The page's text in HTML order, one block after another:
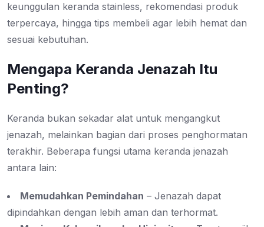
keunggulan keranda stainless, rekomendasi produk
terpercaya, hingga tips membeli agar lebih hemat dan
sesuai kebutuhan.
Mengapa Keranda Jenazah Itu
Penting?
Keranda bukan sekadar alat untuk mengangkut
jenazah, melainkan bagian dari proses penghormatan
terakhir. Beberapa fungsi utama keranda jenazah
antara lain:
Memudahkan Pemindahan – Jenazah dapat
dipindahkan dengan lebih aman dan terhormat.